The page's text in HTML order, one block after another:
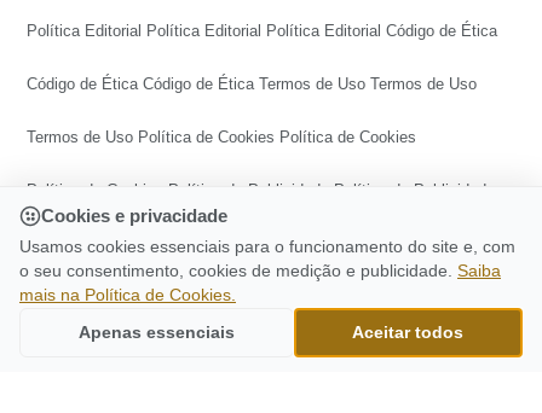
Política Editorial Política Editorial Política Editorial Código de Ética
Código de Ética Código de Ética Termos de Uso Termos de Uso
Termos de Uso Política de Cookies Política de Cookies
Política de Cookies Política de Publicidade Política de Publicidade
Política de Publicidade Central de Transparência
Central de Transparência Central de Transparência
Ir para o topo
Cookies e privacidade
Usamos cookies essenciais para o funcionamento do site e, com
o seu consentimento, cookies de medição e publicidade. Saiba
mais na Política de Cookies.
Apenas essenciais Aceitar todos
CONTINUE LENDO
Batatas Fritas Na Airfryerbatatas Receita
Deliciosa Na Airfryer